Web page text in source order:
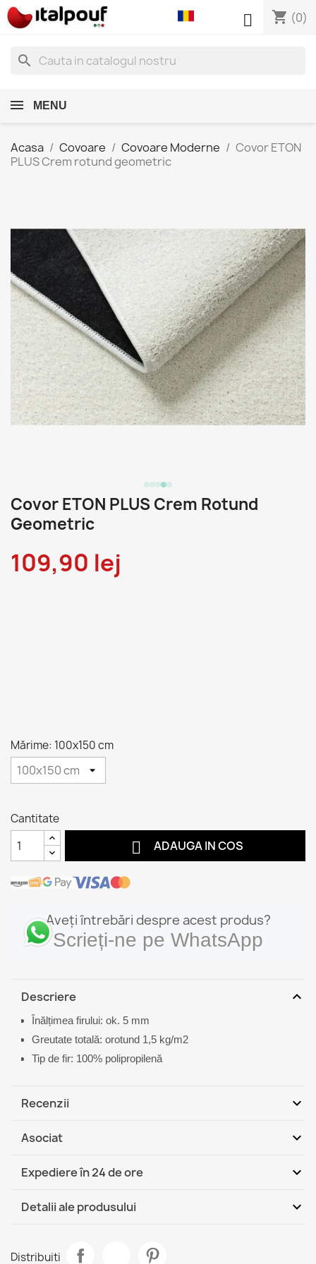
shopping_cart (0)

search
MENU
Acasa Covoare Covoare Moderne
Covor ETON
PLUS Crem rotund geometric
Covor ETON PLUS Crem Rotund
Geometric
109,90 lej
Mărime: 100x150 cm
Cantitate
 ADAUGA IN COS
Aveți întrebări despre acest produs?
Scrieți-ne pe WhatsApp
Descriere expand_more
Înălțimea firului: ok. 5 mm
Greutate totală: orotund 1,5 kg/m2
Tip de fir: 100% polipropilenă
Recenzii expand_more
Asociat expand_more
Covor ETON PLUS Melange Antracit
109,90 lej
Expediere în 24 de ore expand_more
(COD)
Detalii ale produsului expand_more
Distribuiti